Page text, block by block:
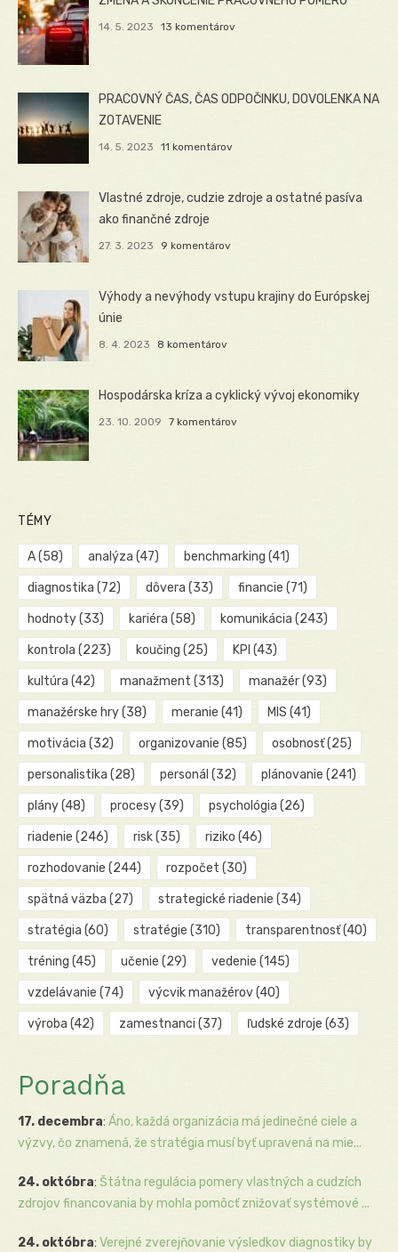
14. 5. 2023 13 komentárov
PRACOVNÝ ČAS, ČAS ODPOČINKU, DOVOLENKA NA
ZOTAVENIE
14. 5. 2023 11 komentárov
Vlastné zdroje, cudzie zdroje a ostatné pasíva
ako finančné zdroje
27. 3. 2023 9 komentárov
Výhody a nevýhody vstupu krajiny do Európskej
únie
8. 4. 2023 8 komentárov
Hospodárska kríza a cyklický vývoj ekonomiky
23. 10. 2009 7 komentárov
TÉMY
A(58) analýza (47) benchmarking (41)
diagnostika (72) dôvera (33) financie (71)
hodnoty(33) kariéra (58) komunikácia (243)
kontrola (223) koučing (25) KPI (43)
kultúra (42) manažment (313) manažér(93)
manažérske hry(38) meranie (41) MIS (41)
motivácia (32) organizovanie (85) osobnosť(25)
personalistika (28) personál (32) plánovanie (241)
plány(48) procesy(39) psychológia (26)
riadenie (246) risk(35) riziko (46)
rozhodovanie (244) rozpočet (30)
spätná väzba (27) strategické riadenie (34)
stratégia (60) stratégie (310) transparentnosť(40)
tréning (45) učenie (29) vedenie (145)
vzdelávanie (74) výcvik manažérov(40)
výroba (42) zamestnanci (37) ľudské zdroje (63)
Poradňa
17. decembra: Áno, každá organizácia má jedinečné ciele a
výzvy, čo znamená, že stratégia musí byť upravená na mie...
24. októbra: Štátna regulácia pomery vlastných a cudzích
zdrojov financovania by mohla pomôcť znižovať systémové ...
24. októbra: Verejné zverejňovanie výsledkov diagnostiky by